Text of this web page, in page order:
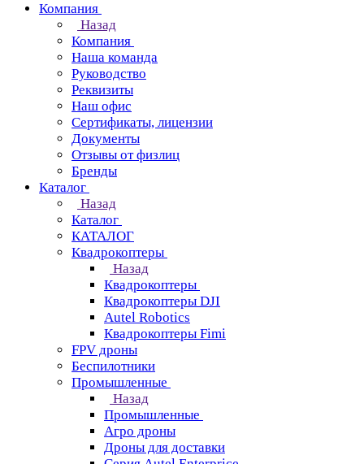
Компания
Назад
Компания
Наша команда
Руководство
Реквизиты
Наш офис
Сертификаты, лицензии
Документы
Отзывы от физлиц
Бренды
Каталог
Назад
Каталог
КАТАЛОГ
Квадрокоптеры
Назад
Квадрокоптеры
Квадрокоптеры DJI
Autel Robotics
Квадрокоптеры Fimi
FPV дроны
Беспилотники
Промышленные
Назад
Промышленные
Агро дроны
Дроны для доставки